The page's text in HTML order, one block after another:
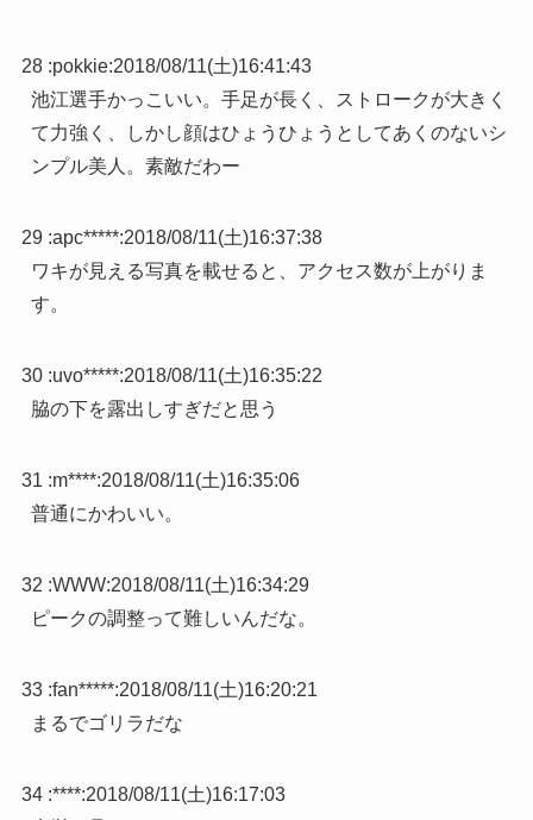
28 :pokkie:2018/08/11(土)16:41:43
池江選手かっこいい。手足が長く、ストロークが大きく
て力強く、しかし顔はひょうひょうとしてあくのないシ
ンプル美人。素敵だわー
29 :apc*****:2018/08/11(土)16:37:38
ワキが見える写真を載せると、アクセス数が上がりま
す。
30 :uvo*****:2018/08/11(土)16:35:22
脇の下を露出しすぎだと思う
31 :m****:2018/08/11(土)16:35:06
普通にかわいい。
32 :WWW:2018/08/11(土)16:34:29
ピークの調整って難しいんだな。
33 :fan*****:2018/08/11(土)16:20:21
まるでゴリラだな
34 :****:2018/08/11(土)16:17:03